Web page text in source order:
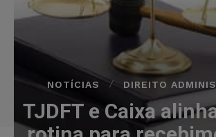
NOTÍCIAS DIREITO
TJDFT e Caixa